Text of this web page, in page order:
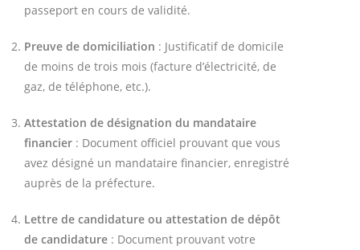
passeport en cours de validité.
Preuve de domiciliation : Justificatif de domicile
de moins de trois mois (facture d’électricité, de
gaz, de téléphone, etc.).
Attestation de désignation du mandataire
financier : Document officiel prouvant que vous
avez désigné un mandataire financier, enregistré
auprès de la préfecture.
Lettre de candidature ou attestation de dépôt
de candidature : Document prouvant votre